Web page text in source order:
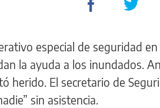
especial de seguridad
la ayuda a los inundados.
El secretario de
sin asistencia.